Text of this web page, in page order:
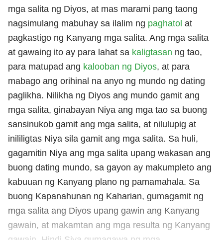
mga salita ng Diyos, at mas marami pang taong
nagsimulang mabuhay sa ilalim ng paghatol at
pagkastigo ng Kanyang mga salita. Ang mga salita
at gawaing ito ay para lahat sa kaligtasan ng tao,
para matupad ang kalooban ng Diyos, at para
mabago ang orihinal na anyo ng mundo ng dating
paglikha. Nilikha ng Diyos ang mundo gamit ang
mga salita, ginabayan Niya ang mga tao sa buong
sansinukob gamit ang mga salita, at nilulupig at
inililigtas Niya sila gamit ang mga salita. Sa huli,
gagamitin Niya ang mga salita upang wakasan ang
buong dating mundo, sa gayon ay makumpleto ang
kabuuan ng Kanyang plano ng pamamahala. Sa
buong Kapanahunan ng Kaharian, gumagamit ng
mga salita ang Diyos upang gawin ang Kanyang
gawain, at makamtan ang mga resulta ng Kanyang